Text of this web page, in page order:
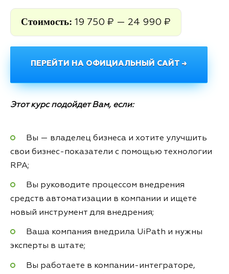
Стоимость: 19 750 ₽ — 24 990 ₽
ПЕРЕЙТИ НА ОФИЦИАЛЬНЫЙ САЙТ →
Этот курс подойдет Вам, если:
Вы — владелец бизнеса и хотите улучшить
свои бизнес-показатели с помощью технологии
RPA;
Вы руководите процессом внедрения
средств автоматизации в компании и ищете
новый инструмент для внедрения;
Ваша компания внедрила UiPath и нужны
эксперты в штате;
Вы работаете в компании-интеграторе,